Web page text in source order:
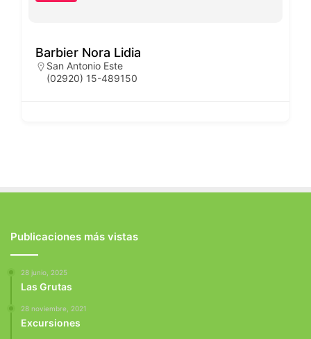
Barbier Nora Lidia
San Antonio Este
(02920) 15-489150
Publicaciones más vistas
28 junio, 2025
Las Grutas
28 noviembre, 2021
Excursiones